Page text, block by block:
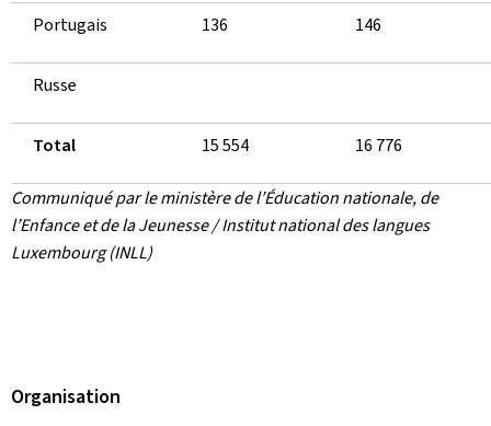
Portugais 136 146
Russe
Total 15 554 16 776
Communiqué par le ministère de l’Éducation nationale, de
l’Enfance et de la Jeunesse / Institut national des langues
Luxembourg (INLL)
Organisation